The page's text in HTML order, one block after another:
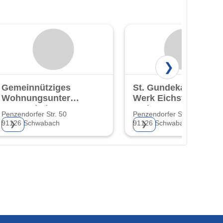
Gemeinnütziges
Wohnungsunternehmen
"Gartenheim" e.
G.
Wohnungsunternehmen
Penzendorfer Str. 50
91126 Schwabach
❯
St. Gundekar-
Werk Eichstätt
Wohnungs- u.
Penzendorfer Straße 20
91126 Schwabach
❯
❯